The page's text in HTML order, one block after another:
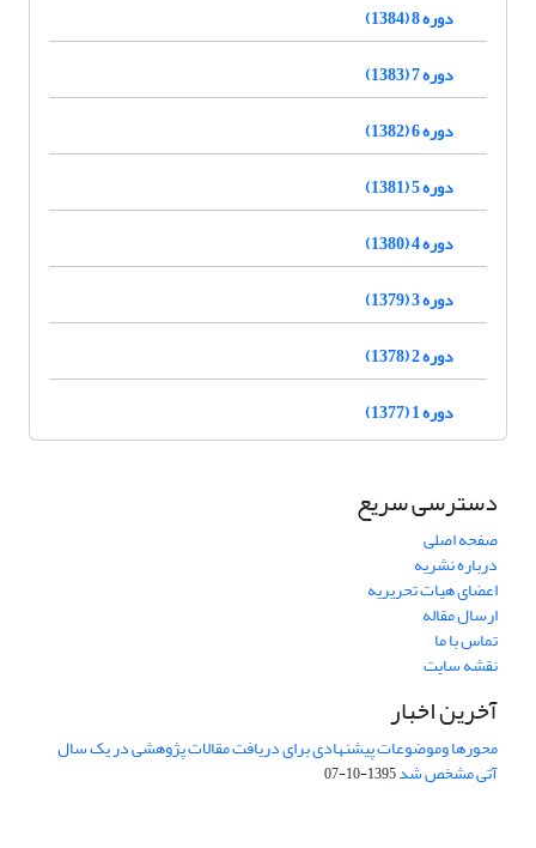
دوره 8 (1384)
دوره 7 (1383)
دوره 6 (1382)
دوره 5 (1381)
دوره 4 (1380)
دوره 3 (1379)
دوره 2 (1378)
دوره 1 (1377)
دسترسی سریع
صفحه اصلی
درباره نشریه
اعضای هیات تحریریه
ارسال مقاله
تماس با ما
نقشه سایت
آخرین اخبار
محورها وموضوعات پیشنهادی برای دریافت مقالات پژوهشی در یک سال
آتی مشخص شد1395-10-07